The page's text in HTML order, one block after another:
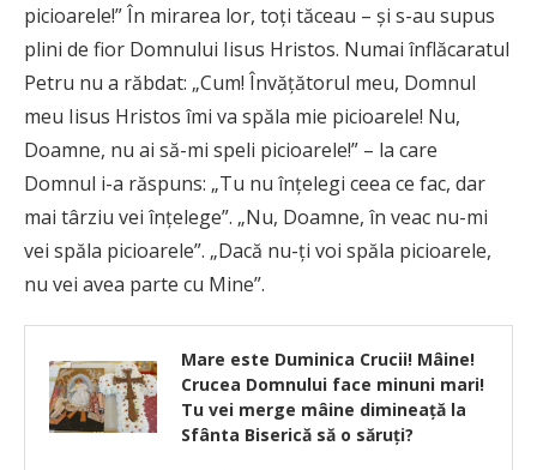
picioarele!” În mirarea lor, toţi tăceau – şi s-au supus
plini de fior Domnului Iisus Hristos. Numai înflăcaratul
Petru nu a răbdat: „Cum! Învăţătorul meu, Domnul
meu Iisus Hristos îmi va spăla mie picioarele! Nu,
Doamne, nu ai să-mi speli picioarele!” – la care
Domnul i-a răspuns: „Tu nu înţelegi ceea ce fac, dar
mai târziu vei înţelege”. „Nu, Doamne, în veac nu-mi
vei spăla picioarele”. „Dacă nu-ţi voi spăla picioarele,
nu vei avea parte cu Mine”.
Mare este Duminica Crucii! Mâine!
Crucea Domnului face minuni mari!
Tu vei merge mâine dimineață la
Sfânta Biserică să o săruți?